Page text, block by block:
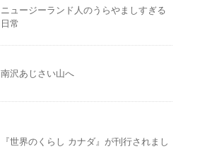
ニュージーランド人のうらやましすぎる
日常
南沢あじさい山へ
『世界のくらし カナダ』が刊行されまし